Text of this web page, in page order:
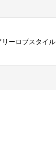
リーロブスタイル